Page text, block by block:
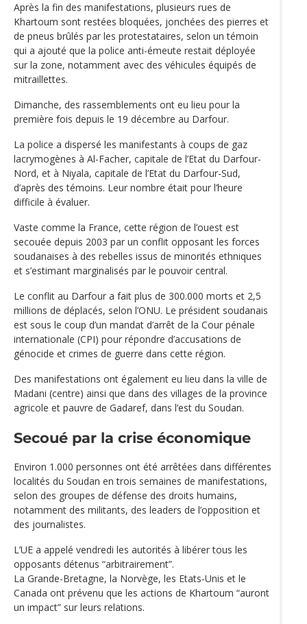
Après la fin des manifestations, plusieurs rues de
Khartoum sont restées bloquées, jonchées des pierres et
de pneus brûlés par les protestataires, selon un témoin
qui a ajouté que la police anti-émeute restait déployée
sur la zone, notamment avec des véhicules équipés de
mitraillettes.
Dimanche, des rassemblements ont eu lieu pour la
première fois depuis le 19 décembre au Darfour.
La police a dispersé les manifestants à coups de gaz
lacrymogènes à Al-Facher, capitale de l’Etat du Darfour-
Nord, et à Niyala, capitale de l’Etat du Darfour-Sud,
d’après des témoins. Leur nombre était pour l’heure
difficile à évaluer.
Vaste comme la France, cette région de l’ouest est
secouée depuis 2003 par un conflit opposant les forces
soudanaises à des rebelles issus de minorités ethniques
et s’estimant marginalisés par le pouvoir central.
Le conflit au Darfour a fait plus de 300.000 morts et 2,5
millions de déplacés, selon l’ONU. Le président soudanais
est sous le coup d’un mandat d’arrêt de la Cour pénale
internationale (CPI) pour répondre d’accusations de
génocide et crimes de guerre dans cette région.
Des manifestations ont également eu lieu dans la ville de
Madani (centre) ainsi que dans des villages de la province
agricole et pauvre de Gadaref, dans l’est du Soudan.
Secoué par la crise économique
Environ 1.000 personnes ont été arrêtées dans différentes
localités du Soudan en trois semaines de manifestations,
selon des groupes de défense des droits humains,
notamment des militants, des leaders de l’opposition et
des journalistes.
L’UE a appelé vendredi les autorités à libérer tous les
opposants détenus “arbitrairement”.
La Grande-Bretagne, la Norvège, les Etats-Unis et le
Canada ont prévenu que les actions de Khartoum “auront
un impact” sur leurs relations.